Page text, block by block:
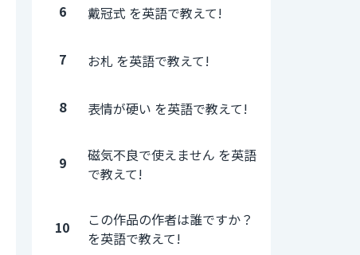
6 戴冠式 を英語で教えて!
7 お札 を英語で教えて!
8 表情が硬い を英語で教えて!
9
磁気不良で使えません を英語
で教えて!
10
この作品の作者は誰ですか？
を英語で教えて!